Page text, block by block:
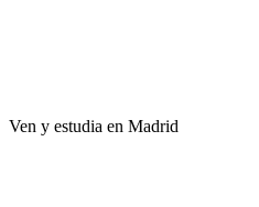
Ven y estudia en Madrid